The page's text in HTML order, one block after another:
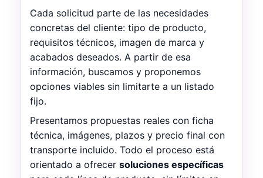
Cada solicitud parte de las necesidades
concretas del cliente: tipo de producto,
requisitos técnicos, imagen de marca y
acabados deseados. A partir de esa
información, buscamos y proponemos
opciones viables sin limitarte a un listado
fijo.
Presentamos propuestas reales con ficha
técnica, imágenes, plazos y precio final con
transporte incluido. Todo el proceso está
orientado a ofrecer soluciones específicas